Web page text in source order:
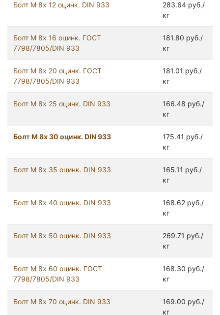
Болт М 8х 12 оцинк. DIN 933
283.64 руб./
кг
Болт М 8х 16 оцинк. ГОСТ
7798/7805/DIN 933
181.80 руб./
кг
Болт М 8х 20 оцинк. ГОСТ
7798/7805/DIN 933
181.01 руб./
кг
Болт М 8х 25 оцинк. DIN 933
166.48 руб./
кг
Болт М 8х 30 оцинк. DIN 933
175.41 руб./
кг
Болт М 8х 35 оцинк. DIN 933
165.11 руб./
кг
Болт М 8х 40 оцинк. DIN 933
168.62 руб./
кг
Болт М 8х 50 оцинк. DIN 933
269.71 руб./
кг
Болт М 8х 60 оцинк. ГОСТ
7798/7805/DIN 933
168.30 руб./
кг
Болт М 8х 70 оцинк. DIN 933
169.00 руб./
кг